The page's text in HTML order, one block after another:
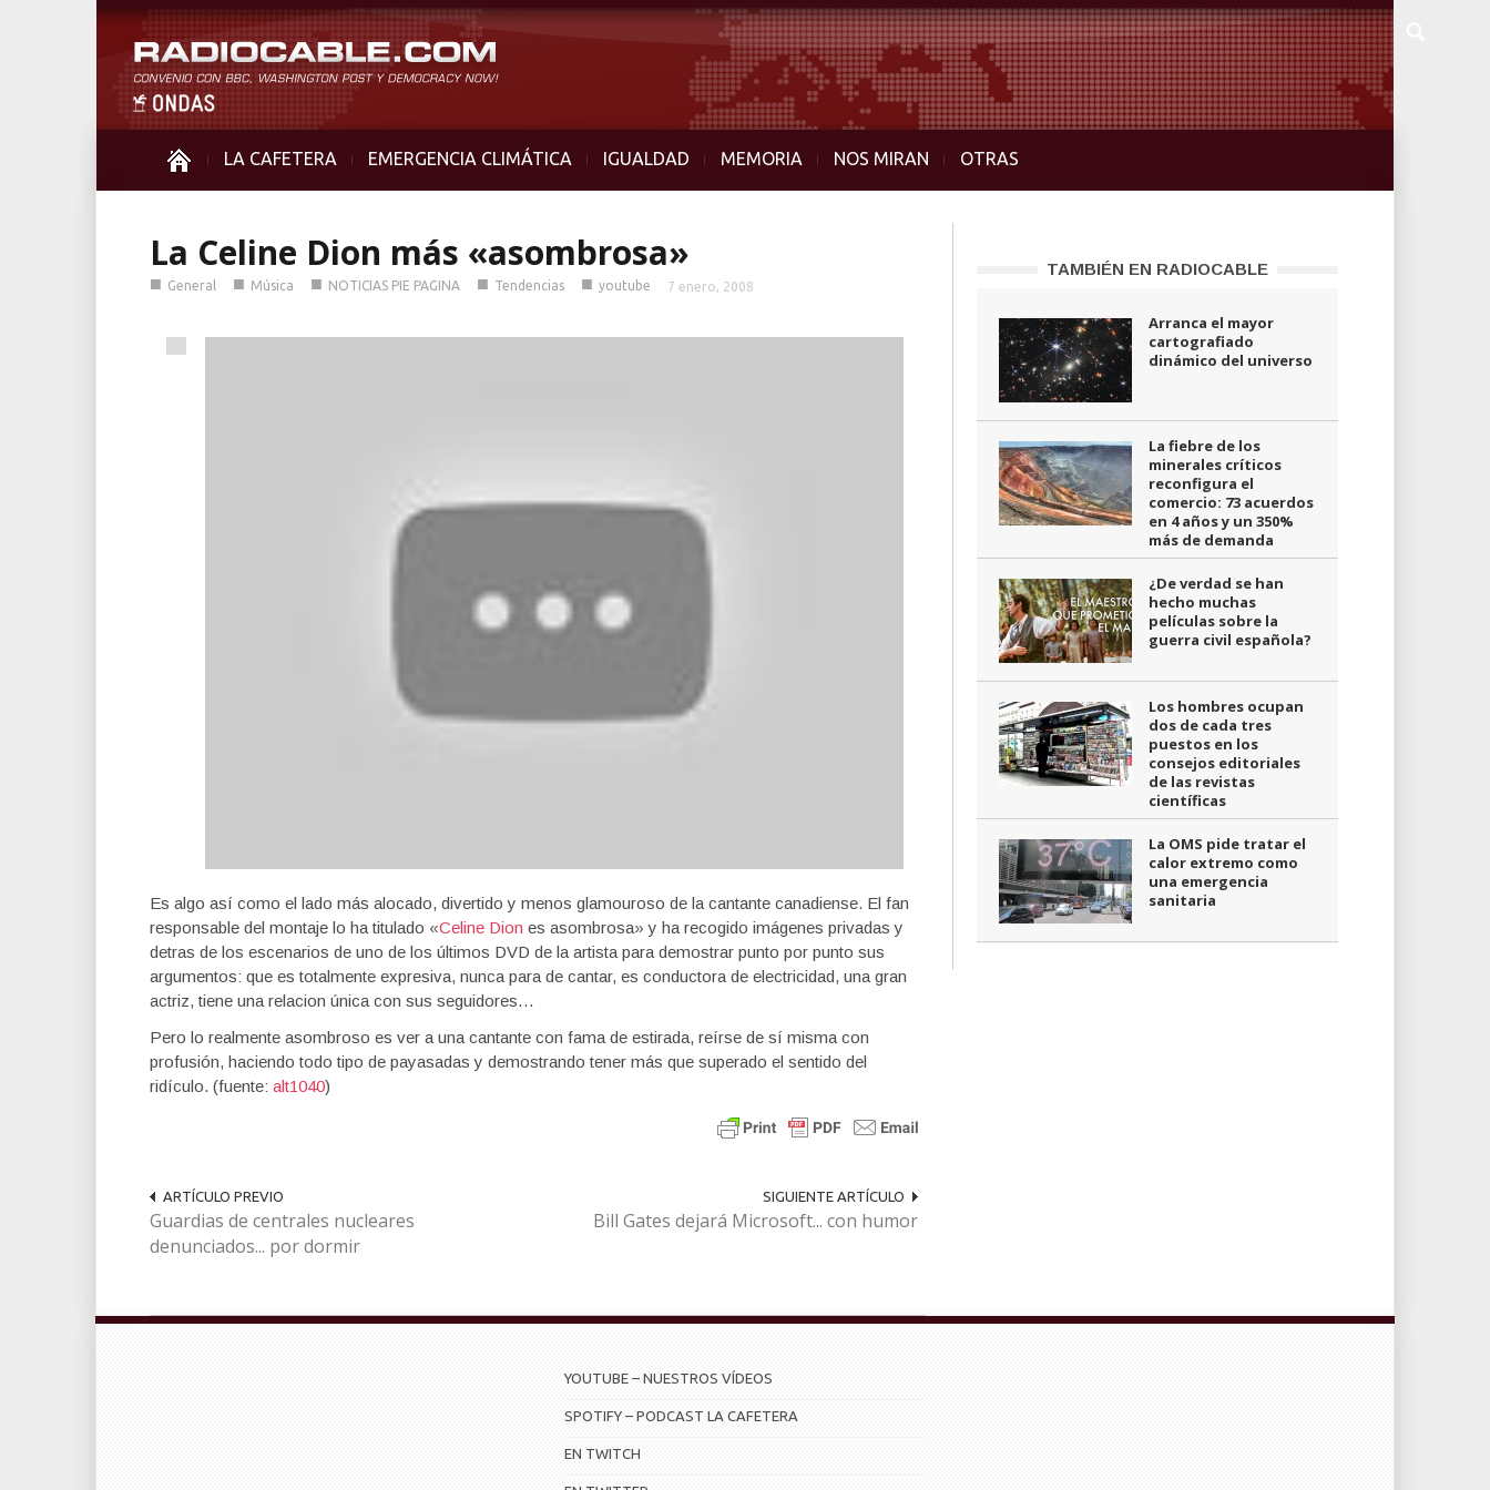
LA CAFETERA EMERGENCIA CLIMÁTICA IGUALDAD MEMORIA NOS MIRAN OTRAS
La Celine Dion más «asombrosa»
■ General ■ Música ■ NOTICIAS PIE PAGINA ■ Tendencias ■ youtube 7 enero, 2008
Es algo así como el lado más alocado, divertido y menos glamouroso de la cantante canadiense. El fan
responsable del montaje lo ha titulado «Celine Dion es asombrosa» y ha recogido imágenes privadas y
detras de los escenarios de uno de los últimos DVD de la artista para demostrar punto por punto sus
argumentos: que es totalmente expresiva, nunca para de cantar, es conductora de electricidad, una gran
actriz, tiene una relacion única con sus seguidores…
Pero lo realmente asombroso es ver a una cantante con fama de estirada, reírse de sí misma con
profusión, haciendo todo tipo de payasadas y demostrando tener más que superado el sentido del
ridículo. (fuente: alt1040)
ARTÍCULO PREVIO
Guardias de centrales nucleares
denunciados... por dormir
SIGUIENTE ARTÍCULO
Bill Gates dejará Microsoft... con humor
TAMBIÉN EN RADIOCABLE
Arranca el mayor
cartografiado
dinámico del universo
La fiebre de los
minerales críticos
reconfigura el
comercio: 73 acuerdos
en 4 años y un 350%
más de demanda
¿De verdad se han
hecho muchas
películas sobre la
guerra civil española?
Los hombres ocupan
dos de cada tres
puestos en los
consejos editoriales
de las revistas
científicas
La OMS pide tratar el
calor extremo como
una emergencia
sanitaria
YOUTUBE – NUESTROS VÍDEOS
SPOTIFY – PODCAST LA CAFETERA
EN TWITCH